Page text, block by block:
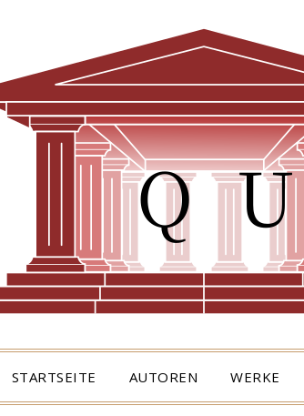
STARTSEITE AUTOREN WERKE